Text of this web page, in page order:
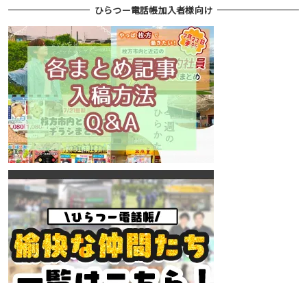
ひらつー電話帳加入者様向け